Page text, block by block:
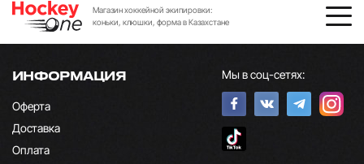
Магазин хоккейной экипировки:
коньки, клюшки, форма в Казахстане
ИНФОРМАЦИЯ
Оферта
Доставка
Оплата
Мы в соц-сетях: